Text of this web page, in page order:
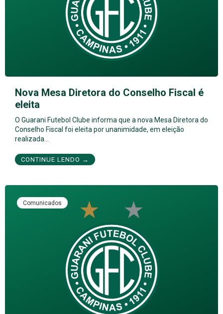
Nova Mesa Diretora do Conselho Fiscal é
eleita
O Guarani Futebol Clube informa que a nova Mesa Diretora do
Conselho Fiscal foi eleita por unanimidade, em eleição
realizada…
CONTINUE LENDO →
Comunicados